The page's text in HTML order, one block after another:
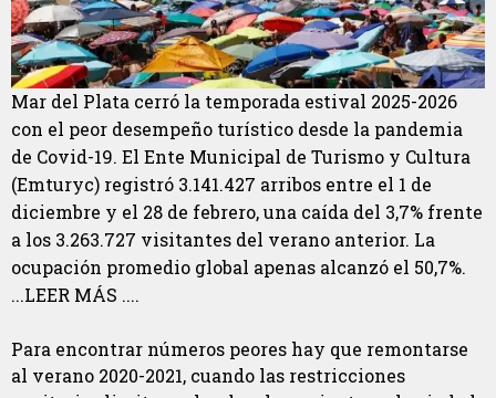
Mar del Plata cerró la temporada estival 2025-2026
con el peor desempeño turístico desde la pandemia
de Covid-19. El Ente Municipal de Turismo y Cultura
(Emturyc) registró 3.141.427 arribos entre el 1 de
diciembre y el 28 de febrero, una caída del 3,7% frente
a los 3.263.727 visitantes del verano anterior. La
ocupación promedio global apenas alcanzó el 50,7%.
...LEER MÁS ....
Para encontrar números peores hay que remontarse
al verano 2020-2021, cuando las restricciones